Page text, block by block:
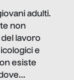
adulti.
non
lavoro
e
esiste